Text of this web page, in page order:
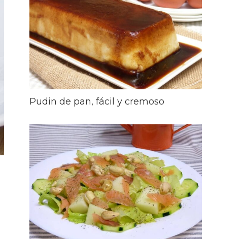
Pudin de pan, fácil y cremoso